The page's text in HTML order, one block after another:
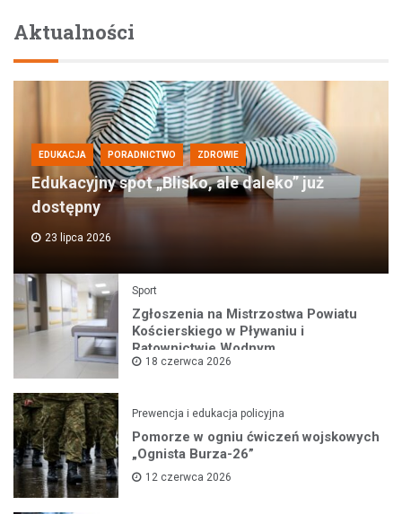
Aktualności
EDUKACJA PORADNICTWO ZDROWIE
Edukacyjny spot „Blisko, ale daleko” już
dostępny
23 lipca 2026
Sport
Zgłoszenia na Mistrzostwa Powiatu
Kościerskiego w Pływaniu i
Ratownictwie Wodnym
18 czerwca 2026
Prewencja i edukacja policyjna
Pomorze w ogniu ćwiczeń wojskowych
„Ognista Burza-26”
12 czerwca 2026